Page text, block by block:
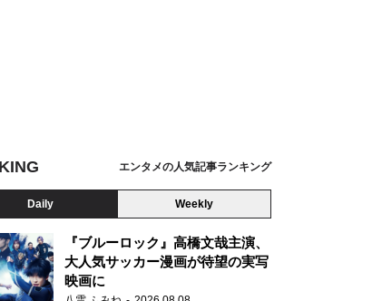
エンタメの人気記事ランキング
Daily Weekly
『ブルーロック』高橋文哉主演、
大人気サッカー漫画が待望の実写
映画に